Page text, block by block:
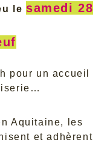
le samedi 28
pour un accueil
Aquitaine, les
et adhèrent